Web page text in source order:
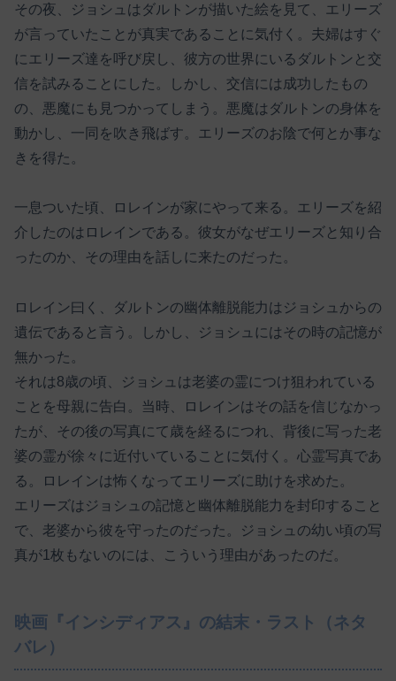
その夜、ジョシュはダルトンが描いた絵を見て、エリーズ
が言っていたことが真実であることに気付く。夫婦はすぐ
にエリーズ達を呼び戻し、彼方の世界にいるダルトンと交
信を試みることにした。しかし、交信には成功したもの
の、悪魔にも見つかってしまう。悪魔はダルトンの身体を
動かし、一同を吹き飛ばす。エリーズのお陰で何とか事な
きを得た。
一息ついた頃、ロレインが家にやって来る。エリーズを紹
介したのはロレインである。彼女がなぜエリーズと知り合
ったのか、その理由を話しに来たのだった。
ロレイン曰く、ダルトンの幽体離脱能力はジョシュからの
遺伝であると言う。しかし、ジョシュにはその時の記憶が
無かった。
それは8歳の頃、ジョシュは老婆の霊につけ狙われている
ことを母親に告白。当時、ロレインはその話を信じなかっ
たが、その後の写真にて歳を経るにつれ、背後に写った老
婆の霊が徐々に近付いていることに気付く。心霊写真であ
る。ロレインは怖くなってエリーズに助けを求めた。
エリーズはジョシュの記憶と幽体離脱能力を封印すること
で、老婆から彼を守ったのだった。ジョシュの幼い頃の写
真が1枚もないのには、こういう理由があったのだ。
映画『インシディアス』の結末・ラスト（ネタ
バレ）